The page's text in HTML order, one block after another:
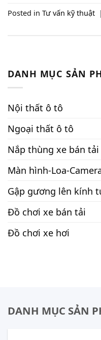
Posted in Tư vấn kỹ thuật |
DANH MỤC SẢN
Nội thất ô tô
Ngoại thất ô tô
Nắp thùng xe bán tải
Màn hình-Loa-
Gập gương lên kính
Đồ chơi xe bán tải
Đồ chơi xe hơi
DANH MỤC SẢN